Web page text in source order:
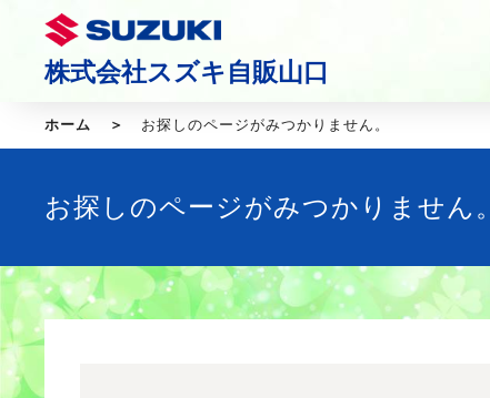
株式会社スズキ自販山口
ホーム お探しのページがみつかりません。
お探しのページがみつかりません。